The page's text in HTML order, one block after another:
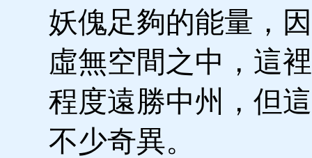
妖傀足夠的能量，
虛無空間之中，這
程度遠勝中州，但
不少奇異。